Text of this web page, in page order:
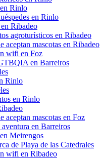
Rinlo
en Rinlo
Ribadeo
agroturísticos en Ribadeo
aceptan mascotas en Ribadeo
wifi en Foz
en Barreiros
Rinlo
en Rinlo
aceptan mascotas en Foz
en Barreiros
Meirengos
de Playa de las Catedrales
wifi en Ribadeo